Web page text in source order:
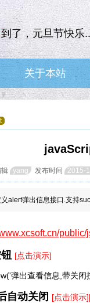
到了，元旦节快乐
Skill
关于本站
yang 发布时间 2015-
义alert弹出信息接口.支持
[点击演示]
弹出查看信息,带关
自动关闭 [点击演示]